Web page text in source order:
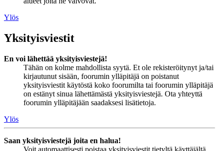
Ylös
Yksityisviestit
En voi lähettää yksityisviestejä!
Tähän on kolme mahdollista syytä. Et ole rekisteröitynyt ja/tai
kirjautunut sisään, foorumin ylläpitäjä on poistanut
yksityisviestit käytöstä koko foorumilta tai foorumin ylläpitäjä
on estänyt sinua lähettämästä yksityisviestejä. Ota yhteyttä
foorumin ylläpitäjään saadaksesi lisätietoja.
Ylös
Saan yksityisviestejä joita en halua!